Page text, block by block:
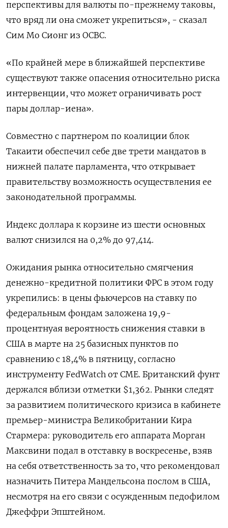
перспективы ​для валюты по-прежнему таковы,
что вряд ⁠ли она сможет укрепиться», - сказал
Сим Мо Сионг из OCBC.
«По крайней мере в ближайшей перспективе
⁠существуют также опасения относительно риска
интервенции, что может ограничивать рост
пары доллар-иена».
Совместно с партнером по ‌коалиции блок
Такаити обеспечил себе две трети мандатов в
нижней палате парламента, ‍что открывает
правительству возможность осуществления ее
законодательной программы.
Индекс доллара к корзине из шести ‌основных
валют снизился на 0,2% до 97,414​.
Ожидания рынка относительно смягчения
денежно-​кредитной политики ФРС в этом году
укрепились: в цены фьючерсов на ставку по
федеральным фондам заложена 19,9-
процентнуая вероятность снижения ставки в
США ⁠в марте на 25 базисных пунктов по
сравнению ‍с 18,4% в пятницу, согласно
инструменту FedWatch от CME. Британский фунт
держался вблизи ‌отметки $1,362​. Рынки следят
за развитием политического кризиса в кабинете
премьер-министра Великобритании Кира
Стармера: руководитель его аппарата Морган
Максвини подал в отставку в воскресенье, взяв
на себя ответственность за то, что рекомендовал
назначить Питера Мандельсона послом в США,
несмотря на его связи с осужденным педофилом
Джеффри Эпштейном.